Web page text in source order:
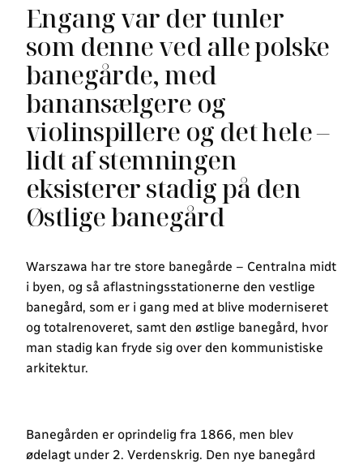
Engang var der tunler
som denne ved alle polske
banegårde, med
banansælgere og
violinspillere og det hele –
lidt af stemningen
eksisterer stadig på den
Østlige banegård
Warszawa har tre store banegårde – Centralna midt
i byen, og så aflastningsstationerne den vestlige
banegård, som er i gang med at blive moderniseret
og totalrenoveret, samt den østlige banegård, hvor
man stadig kan fryde sig over den kommunistiske
arkitektur.
Banegården er oprindelig fra 1866, men blev
ødelagt under 2. Verdenskrig. Den nye banegård